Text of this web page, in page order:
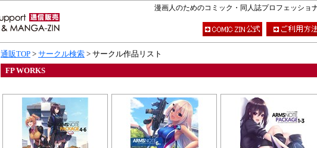
漫画人のためのコミック・同人誌プロフェッショ
通販TOP > サークル検索 > サークル作品リスト
FP WORKS